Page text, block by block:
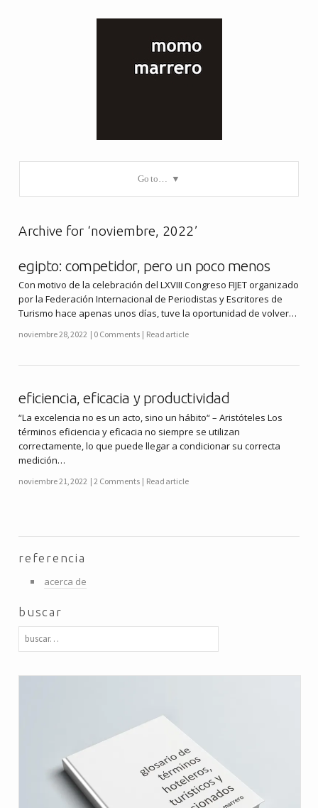
Go to…
Archive for ‘noviembre, 2022’
egipto: competidor, pero un poco menos
Con motivo de la celebración del LXVIII Congreso FIJET organizado
por la Federación Internacional de Periodistas y Escritores de
Turismo hace apenas unos días, tuve la oportunidad de volver…
noviembre 28, 2022 0 Comments Read article
eficiencia, eficacia y productividad
“La excelencia no es un acto, sino un hábito“ – Aristóteles Los
términos eficiencia y eficacia no siempre se utilizan
correctamente, lo que puede llegar a condicionar su correcta
medición…
noviembre 21, 2022 2 Comments Read article
referencia
acerca de
buscar